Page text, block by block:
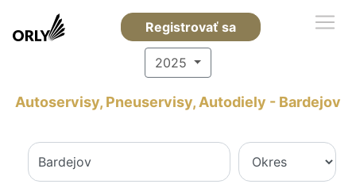
Registrovať sa
2025
Autoservisy, Pneuservisy, Autodiely - Bardejov